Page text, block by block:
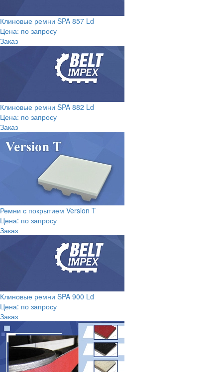
Клиновые ремни SPA 857 Ld
Цена: по запросу
Заказ
Клиновые ремни SPA 882 Ld
Цена: по запросу
Заказ
Ремни с покрытием Version T
Цена: по запросу
Заказ
Клиновые ремни SPA 900 Ld
Цена: по запросу
Заказ